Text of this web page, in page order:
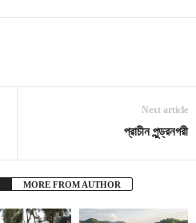
Next article
প্রাচীন পুন্ড্রনগরী
MORE FROM AUTHOR